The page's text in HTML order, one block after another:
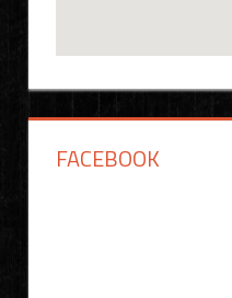
FACEBOOK